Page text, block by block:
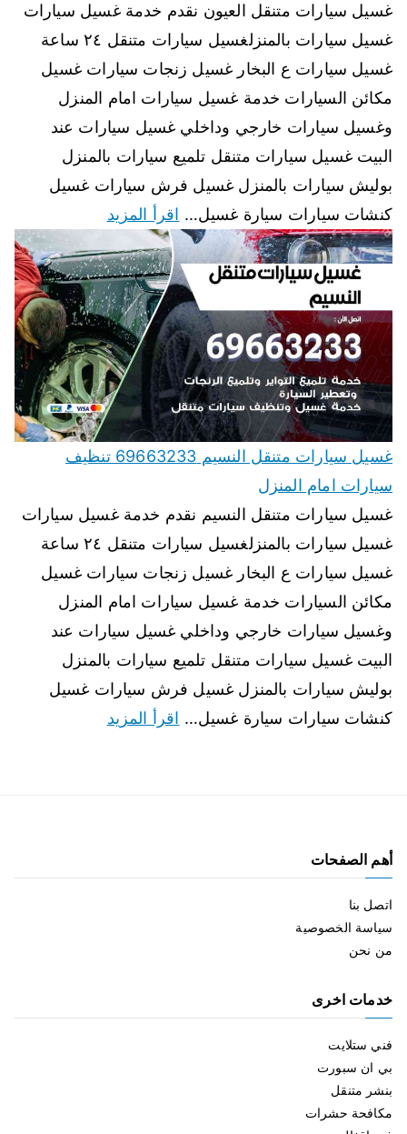
غسيل سيارات متنقل العيون نقدم خدمة غسيل سيارات
غسيل سيارات بالمنزلغسيل سيارات متنقل ٢٤ ساعة
غسيل سيارات ع البخار غسيل زنجات سيارات غسيل
مكائن السيارات خدمة غسيل سيارات امام المنزل
وغسيل سيارات خارجي وداخلي غسيل سيارات عند
البيت غسيل سيارات متنقل تلميع سيارات بالمنزل
بوليش سيارات بالمنزل غسيل فرش سيارات غسيل
كنشات سيارات سيارة غسيل… اقرأ المزيد
غسيل سيارات متنقل النسيم 69663233 تنظيف
سيارات امام المنزل
غسيل سيارات متنقل النسيم نقدم خدمة غسيل سيارات
غسيل سيارات بالمنزلغسيل سيارات متنقل ٢٤ ساعة
غسيل سيارات ع البخار غسيل زنجات سيارات غسيل
مكائن السيارات خدمة غسيل سيارات امام المنزل
وغسيل سيارات خارجي وداخلي غسيل سيارات عند
البيت غسيل سيارات متنقل تلميع سيارات بالمنزل
بوليش سيارات بالمنزل غسيل فرش سيارات غسيل
كنشات سيارات سيارة غسيل… اقرأ المزيد
أهم الصفحات
اتصل بنا
سياسة الخصوصية
من نحن
خدمات اخرى
فني ستلايت
بي ان سبورت
بنشر متنقل
مكافحة حشرات